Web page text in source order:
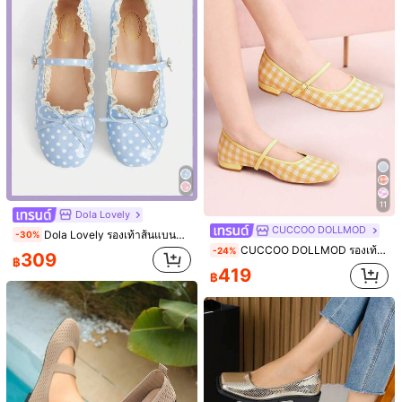
4.78 455 ผู้ติดตาม
4.78 455 ผู้ติดตาม
7
SHUZIA
-3% SHUZIA รองเท้าบัลเล่ตฺเฉิบหรูโลหะผู้หญิง ดีเทลโบว์
358
Save ฿40
#2 ขายดี
฿40980+ sold
Dola Lovely
-30% Dola Lovely รองเท้าส้นแบนหัวกลมลายจุดสีฟ้าอ่อนสำหรับผู้หญิง, รองเท้าส้นแบนหัวกลมลายจุดสีฟ้าอ่อนพร้อมหัวเข็มขัดโบว์, รองเท้าสไตล์โลลิต้าแมรี่เจนที่ดูหวานและหลากหลายอารมณ์
฿309
11
CUCCOO DOLLMOD
-24% CUCCOO DOLLMOD รองเท้าส้นเตี้ยลายสก๊อตสีส้มไหม้สำหรับผู้หญิง สไตล์ Mary Jane หัวเหลี่ยม สไตล์วิทยาเขต น่ารักแบบญี่ปุ่น รองเท้าส้นเตี้ย รองเท้าฤดูใบไม้ผลิ สำหรับวันหยุดฤดูใบไม้ผลิ อีสเตอร์ สำหรับคริสต์มาส
฿419